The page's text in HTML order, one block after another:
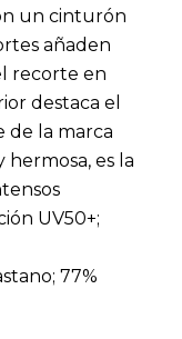
un cinturón
añaden
recorte en
destaca el
de la marca
es la
UV50+;
77%